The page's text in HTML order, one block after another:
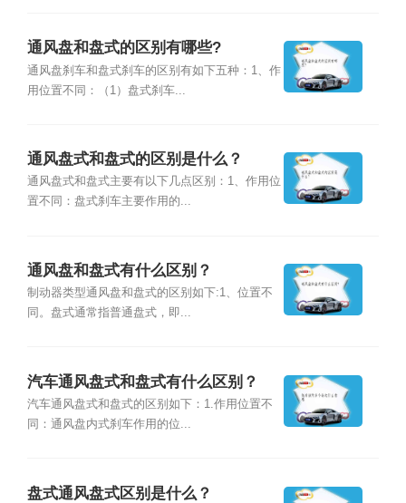
通风盘和盘式的区别有哪些?
通风盘刹车和盘式刹车的区别有如下五种：1、作
用位置不同：（1）盘式刹车...
通风盘式和盘式的区别是什么？
通风盘式和盘式主要有以下几点区别：1、作用位
置不同：盘式刹车主要作用的...
通风盘和盘式有什么区别？
制动器类型通风盘和盘式的区别如下:1、位置不
同。盘式通常指普通盘式，即...
汽车通风盘式和盘式有什么区别？
汽车通风盘式和盘式的区别如下：1.作用位置不
同：通风盘内式刹车作用的位...
盘式通风盘式区别是什么？